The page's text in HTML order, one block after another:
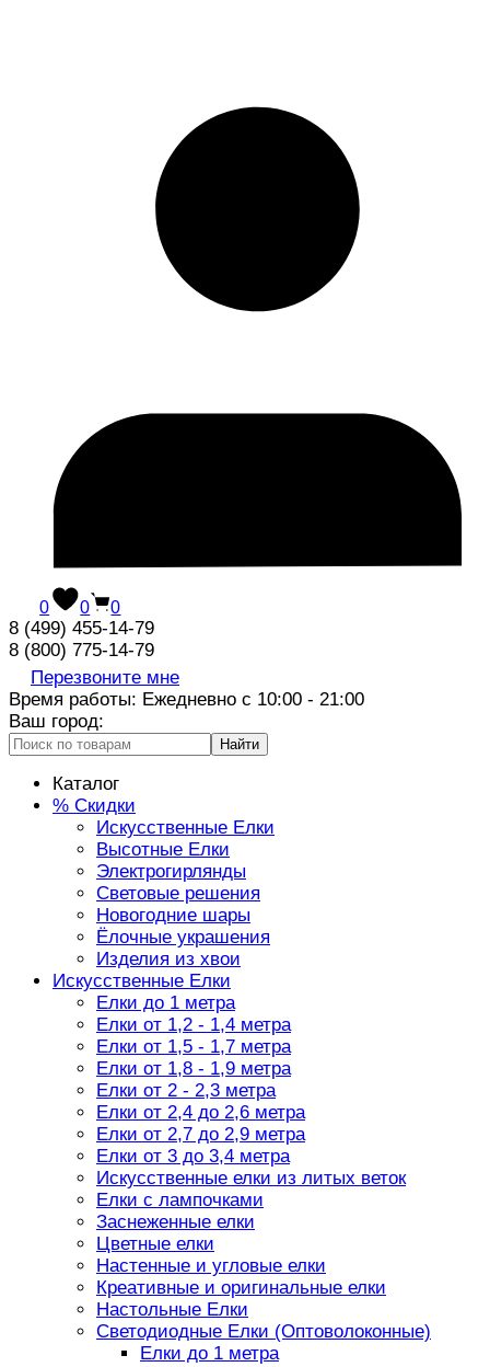
0 0 0
8 (499) 455-14-79
8 (800) 775-14-79
Перезвоните мне
Время работы: Ежедневно с 10:00 - 21:00
Ваш город:
Найти
Каталог
% Скидки
Искусственные Елки
Высотные Елки
Электрогирлянды
Световые решения
Новогодние шары
Ёлочные украшения
Изделия из хвои
Искусственные Елки
Елки до 1 метра
Елки от 1,2 - 1,4 метра
Елки от 1,5 - 1,7 метра
Елки от 1,8 - 1,9 метра
Елки от 2 - 2,3 метра
Елки от 2,4 до 2,6 метра
Елки от 2,7 до 2,9 метра
Елки от 3 до 3,4 метра
Искусственные елки из литых веток
Елки с лампочками
Заснеженные елки
Цветные елки
Настенные и угловые елки
Креативные и оригинальные елки
Настольные Елки
Светодиодные Елки (Оптоволоконные)
Елки до 1 метра